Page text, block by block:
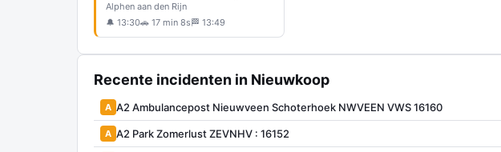
Alphen aan den Rijn
🔔 13:30🚗 17 min 8s 🏁 13:49
Recente incidenten in Nieuwkoop
A A2 Ambulancepost Nieuwveen Schoterhoek NWVEEN VWS 16160
A A2 Park Zomerlust ZEVNHV : 16152